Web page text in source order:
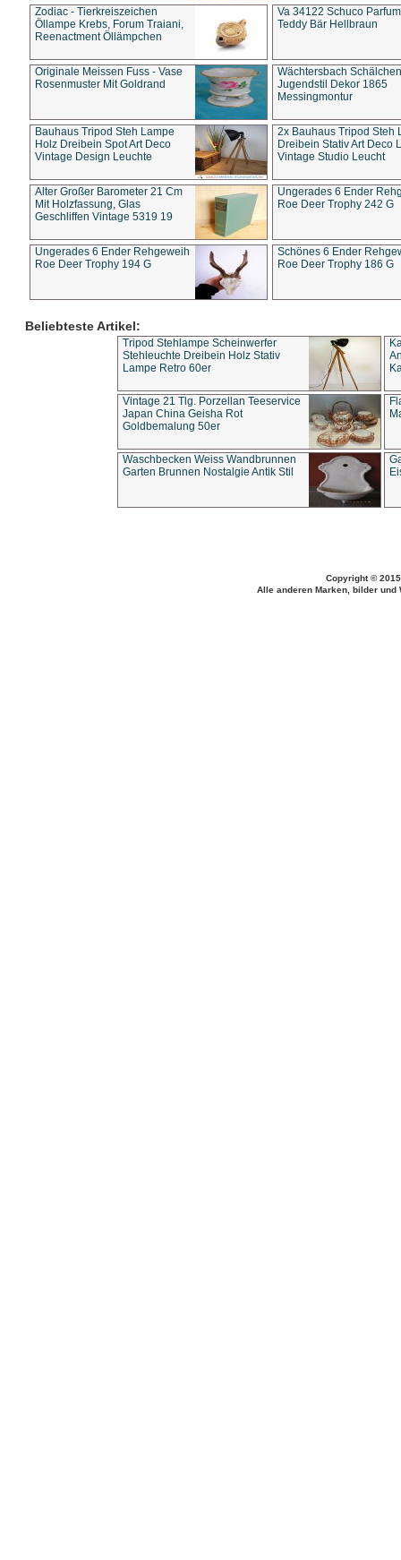
Zodiac - Tierkreiszeichen
Öllampe Krebs, Forum Traiani,
Reenactment Öllämpchen
Va 34122 Schuco
Teddy Bär Hellbraun
Originale Meissen Fuss - Vase
Rosenmuster Mit Goldrand
Wächtersbach Schälchen
Jugendstil Dekor 1865
Messingmontur
Bauhaus Tripod Steh Lampe
Holz Dreibein Spot Art Deco
Vintage Design Leuchte
2x Bauhaus Tripod Steh
Dreibein Stativ Art Deco
Vintage Studio Leucht
Alter Großer Barometer 21 Cm
Mit Holzfassung, Glas
Geschliffen Vintage 5319 19
Ungerades 6 Ender
Roe Deer Trophy 242 G
Ungerades 6 Ender Rehgeweih
Roe Deer Trophy 194 G
Schönes 6 Ender
Roe Deer Trophy 186 G
Beliebteste Artikel:
Tripod Stehlampe Scheinwerfer
Stehleuchte Dreibein Holz Stativ
Lampe Retro 60er
Vintage 21 Tlg. Porzellan Teeservice
Japan China Geisha Rot
Goldbemalung 50er
Waschbecken Weiss Wandbrunnen
Garten Brunnen Nostalgie Antik Stil
Copyright ©
Alle anderen Marken, bilder und